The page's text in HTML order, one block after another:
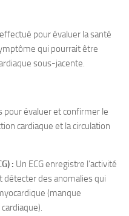
pour évaluer la santé
qui pourrait être
sous-jacente.
évaluer et confirmer le
cardiaque et la circulation
: Un ECG enregistre l’activité
des anomalies qui
(manque